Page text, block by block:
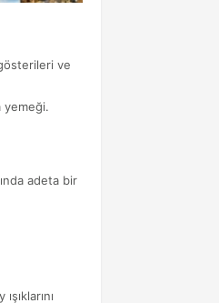
ve
yemeği.
adeta bir